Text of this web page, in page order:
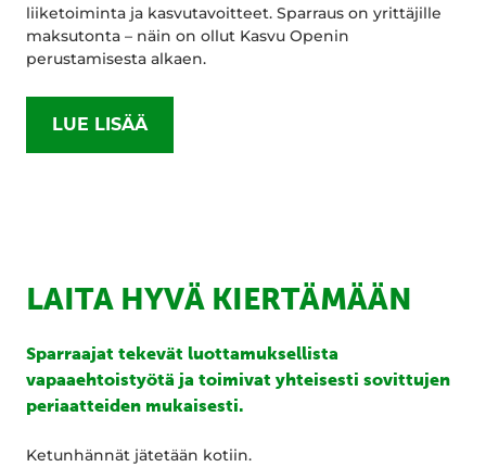
liiketoiminta ja kasvutavoitteet. Sparraus on yrittäjille
maksutonta – näin on ollut Kasvu Openin
perustamisesta alkaen.
LUE LISÄÄ
LAITA HYVÄ KIERTÄMÄÄN
Sparraajat tekevät luottamuksellista
vapaaehtoistyötä ja toimivat yhteisesti sovittujen
periaatteiden mukaisesti.
Ketunhännät jätetään kotiin.